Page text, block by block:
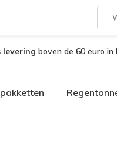
levering boven de 60 euro